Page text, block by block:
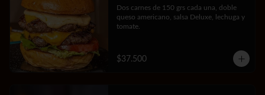
Dos carnes de 150 grs cada una, doble
queso americano, salsa Deluxe, lechuga y
tomate.
$37.500